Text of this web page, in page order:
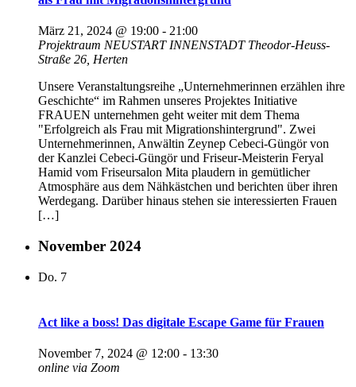
März 21, 2024 @ 19:00 - 21:00
Projektraum NEUSTART INNENSTADT Theodor-Heuss-
Straße 26, Herten
Unsere Veranstaltungsreihe „Unternehmerinnen erzählen ihre
Geschichte“ im Rahmen unseres Projektes Initiative
FRAUEN unternehmen geht weiter mit dem Thema
"Erfolgreich als Frau mit Migrationshintergrund". Zwei
Unternehmerinnen, Anwältin Zeynep Cebeci-Güngör von
der Kanzlei Cebeci-Güngör und Friseur-Meisterin Feryal
Hamid vom Friseursalon Mita plaudern in gemütlicher
Atmosphäre aus dem Nähkästchen und berichten über ihren
Werdegang. Darüber hinaus stehen sie interessierten Frauen
[…]
November 2024
Do. 7
Act like a boss! Das digitale Escape Game für Frauen
November 7, 2024 @ 12:00 - 13:30
online via Zoom